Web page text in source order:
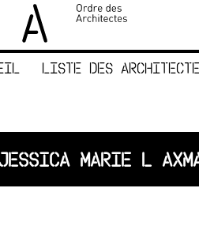
LISTE DES
MARIE L